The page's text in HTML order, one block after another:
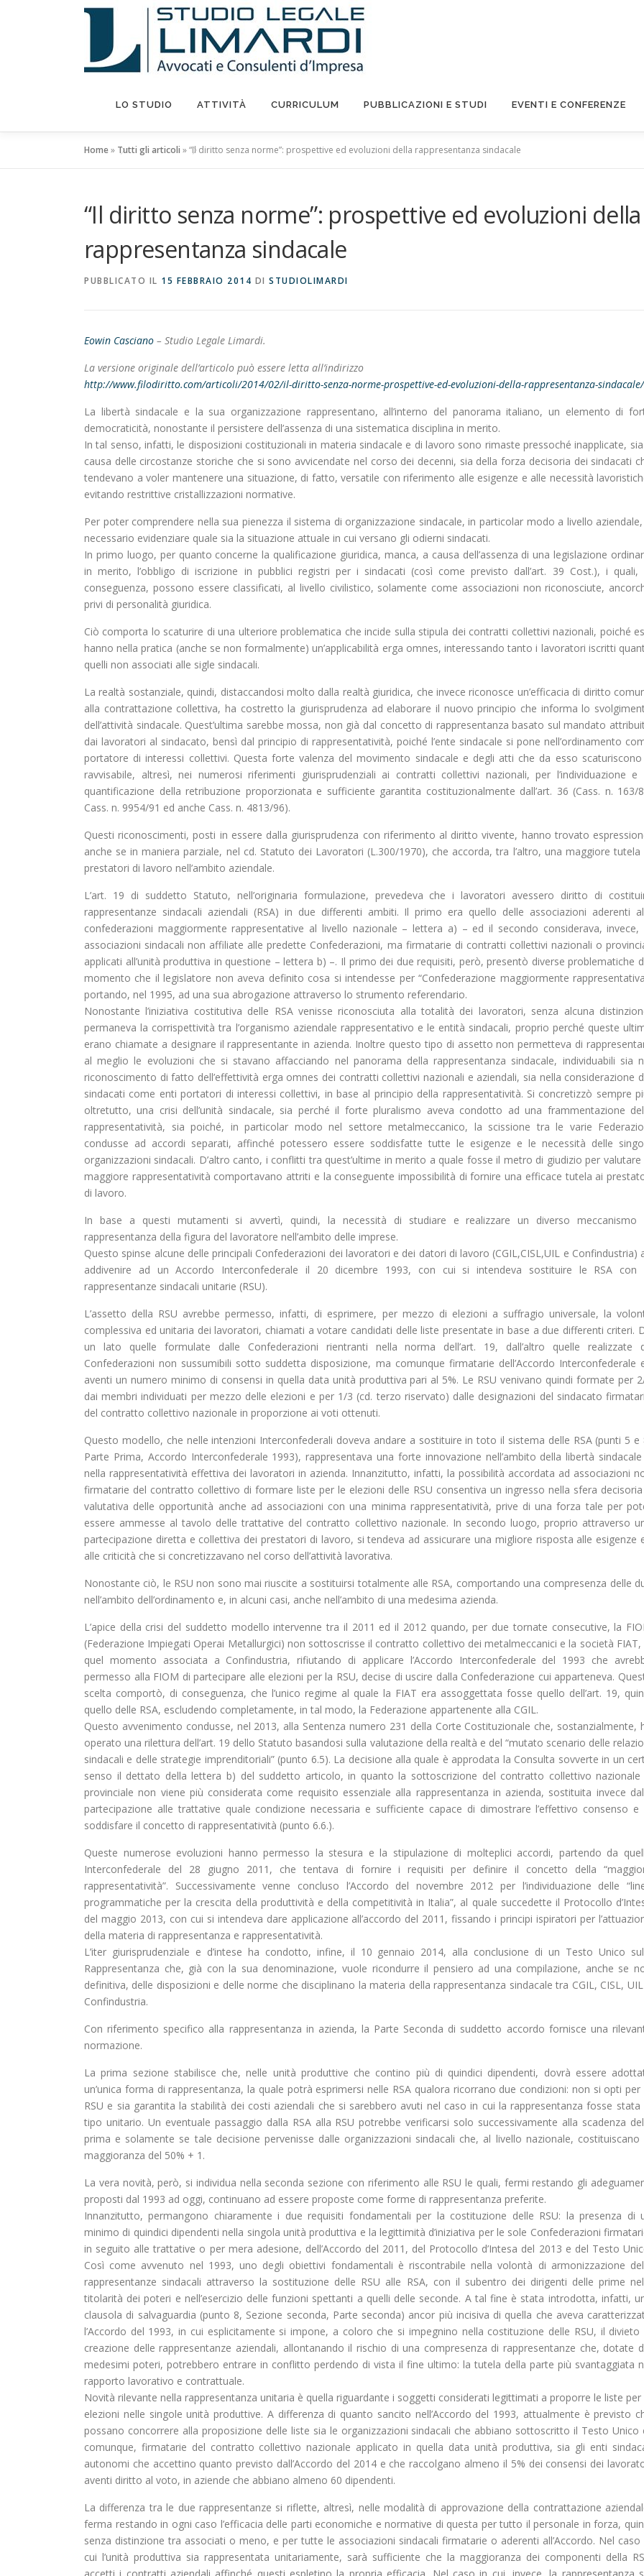
LO STUDIO ATTIVITÀ CURRICULUM PUBBLICAZIONI E STUDI EVENTI E CONFERENZE
Home» Tutti gli articoli »“Il diritto senza norme”: prospettive ed evoluzioni della rappresentanza sindacale
“Il diritto senza norme”: prospettive ed evoluzioni della
rappresentanza sindacale
PUBBLICATO IL 15 FEBBRAIO 2014 DI STUDIOLIMARDI
Eowin Casciano – Studio Legale Limardi.
La versione originale dell’articolo può essere letta all’indirizzo
http://www.filodiritto.com/articoli/2014/02/il-diritto-senza-norme-prospettive-ed-evoluzioni-della-rappresentanza-sindacale/
La libertà sindacale e la sua organizzazione rappresentano, all’interno del panorama italiano, un elemento di
democraticità, nonostante il persistere dell’assenza di una sistematica disciplina in merito.
In tal senso, infatti, le disposizioni costituzionali in materia sindacale e di lavoro sono rimaste pressoché inapplicate,
causa delle circostanze storiche che si sono avvicendate nel corso dei decenni, sia della forza decisoria dei sindacati
tendevano a voler mantenere una situazione, di fatto, versatile con riferimento alle esigenze e alle necessità
evitando restrittive cristallizzazioni normative.
Per poter comprendere nella sua pienezza il sistema di organizzazione sindacale, in particolar modo a livello
necessario evidenziare quale sia la situazione attuale in cui versano gli odierni sindacati.
In primo luogo, per quanto concerne la qualificazione giuridica, manca, a causa dell’assenza di una legislazione
in merito, l’obbligo di iscrizione in pubblici registri per i sindacati (così come previsto dall’art. 39 Cost.), i quali,
conseguenza, possono essere classificati, al livello civilistico, solamente come associazioni non riconosciute,
privi di personalità giuridica.
Ciò comporta lo scaturire di una ulteriore problematica che incide sulla stipula dei contratti collettivi nazionali, poiché
hanno nella pratica (anche se non formalmente) un’applicabilità erga omnes, interessando tanto i lavoratori iscritti
quelli non associati alle sigle sindacali.
La realtà sostanziale, quindi, distaccandosi molto dalla realtà giuridica, che invece riconosce un’efficacia di diritto
alla contrattazione collettiva, ha costretto la giurisprudenza ad elaborare il nuovo principio che informa lo
dell’attività sindacale. Quest’ultima sarebbe mossa, non già dal concetto di rappresentanza basato sul mandato
dai lavoratori al sindacato, bensì dal principio di rappresentatività, poiché l’ente sindacale si pone nell’ordinamento
portatore di interessi collettivi. Questa forte valenza del movimento sindacale e degli atti che da esso
ravvisabile, altresì, nei numerosi riferimenti giurisprudenziali ai contratti collettivi nazionali, per l’individuazione e
quantificazione della retribuzione proporzionata e sufficiente garantita costituzionalmente dall’art. 36 (Cass. n. 163/
Cass. n. 9954/91 ed anche Cass. n. 4813/96).
Questi riconoscimenti, posti in essere dalla giurisprudenza con riferimento al diritto vivente, hanno trovato
anche se in maniera parziale, nel cd. Statuto dei Lavoratori (L.300/1970), che accorda, tra l’altro, una maggiore tutela
prestatori di lavoro nell’ambito aziendale.
L’art. 19 di suddetto Statuto, nell’originaria formulazione, prevedeva che i lavoratori avessero diritto di
rappresentanze sindacali aziendali (RSA) in due differenti ambiti. Il primo era quello delle associazioni aderenti
confederazioni maggiormente rappresentative al livello nazionale – lettera a) – ed il secondo considerava, invece,
associazioni sindacali non affiliate alle predette Confederazioni, ma firmatarie di contratti collettivi nazionali o
applicati all’unità produttiva in questione – lettera b) –. Il primo dei due requisiti, però, presentò diverse problematiche
momento che il legislatore non aveva definito cosa si intendesse per “Confederazione maggiormente
portando, nel 1995, ad una sua abrogazione attraverso lo strumento referendario.
Nonostante l’iniziativa costitutiva delle RSA venisse riconosciuta alla totalità dei lavoratori, senza alcuna
permaneva la corrispettività tra l’organismo aziendale rappresentativo e le entità sindacali, proprio perché queste
erano chiamate a designare il rappresentante in azienda. Inoltre questo tipo di assetto non permetteva di
al meglio le evoluzioni che si stavano affacciando nel panorama della rappresentanza sindacale, individuabili sia
riconoscimento di fatto dell’effettività erga omnes dei contratti collettivi nazionali e aziendali, sia nella considerazione
sindacati come enti portatori di interessi collettivi, in base al principio della rappresentatività. Si concretizzò sempre
oltretutto, una crisi dell’unità sindacale, sia perché il forte pluralismo aveva condotto ad una frammentazione
rappresentatività, sia poiché, in particolar modo nel settore metalmeccanico, la scissione tra le varie
condusse ad accordi separati, affinché potessero essere soddisfatte tutte le esigenze e le necessità delle
organizzazioni sindacali. D’altro canto, i conflitti tra quest’ultime in merito a quale fosse il metro di giudizio per valutare
maggiore rappresentatività comportavano attriti e la conseguente impossibilità di fornire una efficace tutela ai
di lavoro.
In base a questi mutamenti si avvertì, quindi, la necessità di studiare e realizzare un diverso meccanismo
rappresentanza della figura del lavoratore nell’ambito delle imprese.
Questo spinse alcune delle principali Confederazioni dei lavoratori e dei datori di lavoro (CGIL,CISL,UIL e Confindustria)
addivenire ad un Accordo Interconfederale il 20 dicembre 1993, con cui si intendeva sostituire le RSA con
rappresentanze sindacali unitarie (RSU).
L’assetto della RSU avrebbe permesso, infatti, di esprimere, per mezzo di elezioni a suffragio universale, la
complessiva ed unitaria dei lavoratori, chiamati a votare candidati delle liste presentate in base a due differenti criteri.
un lato quelle formulate dalle Confederazioni rientranti nella norma dell’art. 19, dall’altro quelle realizzate
Confederazioni non sussumibili sotto suddetta disposizione, ma comunque firmatarie dell’Accordo Interconfederale
aventi un numero minimo di consensi in quella data unità produttiva pari al 5%. Le RSU venivano quindi formate per
dai membri individuati per mezzo delle elezioni e per 1/3 (cd. terzo riservato) dalle designazioni del sindacato
del contratto collettivo nazionale in proporzione ai voti ottenuti.
Questo modello, che nelle intenzioni Interconfederali doveva andare a sostituire in toto il sistema delle RSA (punti 5 e
Parte Prima, Accordo Interconfederale 1993), rappresentava una forte innovazione nell’ambito della libertà
nella rappresentatività effettiva dei lavoratori in azienda. Innanzitutto, infatti, la possibilità accordata ad associazioni
firmatarie del contratto collettivo di formare liste per le elezioni delle RSU consentiva un ingresso nella sfera
valutativa delle opportunità anche ad associazioni con una minima rappresentatività, prive di una forza tale per
essere ammesse al tavolo delle trattative del contratto collettivo nazionale. In secondo luogo, proprio attraverso
partecipazione diretta e collettiva dei prestatori di lavoro, si tendeva ad assicurare una migliore risposta alle esigenze
alle criticità che si concretizzavano nel corso dell’attività lavorativa.
Nonostante ciò, le RSU non sono mai riuscite a sostituirsi totalmente alle RSA, comportando una compresenza delle
nell’ambito dell’ordinamento e, in alcuni casi, anche nell’ambito di una medesima azienda.
L’apice della crisi del suddetto modello intervenne tra il 2011 ed il 2012 quando, per due tornate consecutive, la
(Federazione Impiegati Operai Metallurgici) non sottoscrisse il contratto collettivo dei metalmeccanici e la società FIAT,
quel momento associata a Confindustria, rifiutando di applicare l’Accordo Interconfederale del 1993 che
permesso alla FIOM di partecipare alle elezioni per la RSU, decise di uscire dalla Confederazione cui apparteneva.
scelta comportò, di conseguenza, che l’unico regime al quale la FIAT era assoggettata fosse quello dell’art. 19,
quello delle RSA, escludendo completamente, in tal modo, la Federazione appartenente alla CGIL.
Questo avvenimento condusse, nel 2013, alla Sentenza numero 231 della Corte Costituzionale che, sostanzialmente,
operato una rilettura dell’art. 19 dello Statuto basandosi sulla valutazione della realtà e del “mutato scenario delle
sindacali e delle strategie imprenditoriali” (punto 6.5). La decisione alla quale è approdata la Consulta sovverte in un
senso il dettato della lettera b) del suddetto articolo, in quanto la sottoscrizione del contratto collettivo nazionale
provinciale non viene più considerata come requisito essenziale alla rappresentanza in azienda, sostituita invece
partecipazione alle trattative quale condizione necessaria e sufficiente capace di dimostrare l’effettivo consenso e
soddisfare il concetto di rappresentatività (punto 6.6.).
Queste numerose evoluzioni hanno permesso la stesura e la stipulazione di molteplici accordi, partendo da
Interconfederale del 28 giugno 2011, che tentava di fornire i requisiti per definire il concetto della
rappresentatività”. Successivamente venne concluso l’Accordo del novembre 2012 per l’individuazione delle
programmatiche per la crescita della produttività e della competitività in Italia”, al quale succedette il Protocollo
del maggio 2013, con cui si intendeva dare applicazione all’accordo del 2011, fissando i principi ispiratori per
della materia di rappresentanza e rappresentatività.
L’iter giurisprudenziale e d’intese ha condotto, infine, il 10 gennaio 2014, alla conclusione di un Testo Unico
Rappresentanza che, già con la sua denominazione, vuole ricondurre il pensiero ad una compilazione, anche se
definitiva, delle disposizioni e delle norme che disciplinano la materia della rappresentanza sindacale tra CGIL, CISL,
Confindustria.
Con riferimento specifico alla rappresentanza in azienda, la Parte Seconda di suddetto accordo fornisce una
normazione.
La prima sezione stabilisce che, nelle unità produttive che contino più di quindici dipendenti, dovrà essere
un’unica forma di rappresentanza, la quale potrà esprimersi nelle RSA qualora ricorrano due condizioni: non si opti per
RSU e sia garantita la stabilità dei costi aziendali che si sarebbero avuti nel caso in cui la rappresentanza fosse stata
tipo unitario. Un eventuale passaggio dalla RSA alla RSU potrebbe verificarsi solo successivamente alla scadenza
prima e solamente se tale decisione pervenisse dalle organizzazioni sindacali che, al livello nazionale, costituiscano
maggioranza del 50% + 1.
La vera novità, però, si individua nella seconda sezione con riferimento alle RSU le quali, fermi restando gli
proposti dal 1993 ad oggi, continuano ad essere proposte come forme di rappresentanza preferite.
Innanzitutto, permangono chiaramente i due requisiti fondamentali per la costituzione delle RSU: la presenza di
minimo di quindici dipendenti nella singola unità produttiva e la legittimità d’iniziativa per le sole Confederazioni
in seguito alle trattative o per mera adesione, dell’Accordo del 2011, del Protocollo d’Intesa del 2013 e del Testo
Così come avvenuto nel 1993, uno degli obiettivi fondamentali è riscontrabile nella volontà di armonizzazione
rappresentanze sindacali attraverso la sostituzione delle RSU alle RSA, con il subentro dei dirigenti delle prime
titolarità dei poteri e nell’esercizio delle funzioni spettanti a quelli delle seconde. A tal fine è stata introdotta, infatti,
clausola di salvaguardia (punto 8, Sezione seconda, Parte seconda) ancor più incisiva di quella che aveva
l’Accordo del 1993, in cui esplicitamente si impone, a coloro che si impegnino nella costituzione delle RSU, il divieto
creazione delle rappresentanze aziendali, allontanando il rischio di una compresenza di rappresentanze che, dotate
medesimi poteri, potrebbero entrare in conflitto perdendo di vista il fine ultimo: la tutela della parte più svantaggiata
rapporto lavorativo e contrattuale.
Novità rilevante nella rappresentanza unitaria è quella riguardante i soggetti considerati legittimati a proporre le liste per
elezioni nelle singole unità produttive. A differenza di quanto sancito nell’Accordo del 1993, attualmente è previsto
possano concorrere alla proposizione delle liste sia le organizzazioni sindacali che abbiano sottoscritto il Testo Unico
comunque, firmatarie del contratto collettivo nazionale applicato in quella data unità produttiva, sia gli enti
autonomi che accettino quanto previsto dall’Accordo del 2014 e che raccolgano almeno il 5% dei consensi dei
aventi diritto al voto, in aziende che abbiano almeno 60 dipendenti.
La differenza tra le due rappresentanze si riflette, altresì, nelle modalità di approvazione della contrattazione
ferma restando in ogni caso l’efficacia delle parti economiche e normative di questa per tutto il personale in forza,
senza distinzione tra associati o meno, e per tutte le associazioni sindacali firmatarie o aderenti all’Accordo. Nel caso
cui l’unità produttiva sia rappresentata unitariamente, sarà sufficiente che la maggioranza dei componenti della